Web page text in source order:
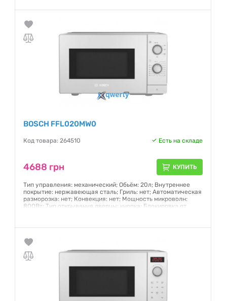
BOSCH FFL020MW0
Код товара: 264510 Есть на складе
4688 грн КУПИТЬ
Тип управления: механический; Обьём: 20л; Внутреннее
покрытие: нержавеющая сталь; Гриль: нет; Автоматическая
разморозка: нет; Конвекция: нет; Мощность микроволн:
800Вт; Тип открывания дверцы: кнопка; Блокировка от
Гарантия:12 месяцев